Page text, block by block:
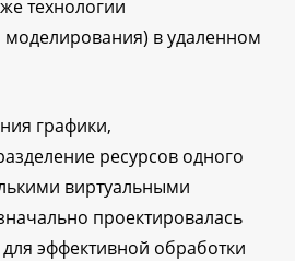
технологии
в удаленном
графики,
ресурсов одного
виртуальными
проектировалась
для эффективной обработки